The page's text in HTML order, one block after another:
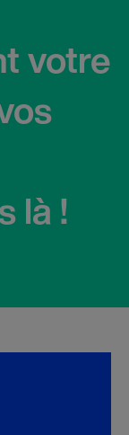
votre
là !